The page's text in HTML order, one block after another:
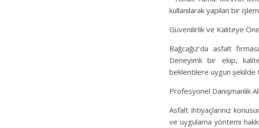
kullanılarak yapılan bir
Güvenilirlik ve Kaliteye
Bağcağız’da asfalt
Deneyimli bir ekip,
beklentilere uygun şekilde
Profesyonel Danışmanlık
Asfalt ihtiyaçlarınız
ve uygulama yöntemi